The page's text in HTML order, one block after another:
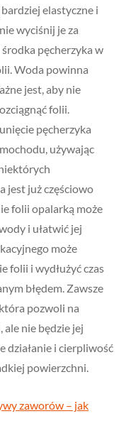
elastyczne i
wyciśnij je za
pęcherzyka w
Woda powinna
jest, aby nie
folii.
pęcherzyka
używając
jest już częściowo
folii opalarką może
i ułatwić jej
może
folii i wydłużyć czas
błędem. Zawsze
pozwoli na
nie będzie jej
działanie i cierpliwość
powierzchni.
zaworów – jak